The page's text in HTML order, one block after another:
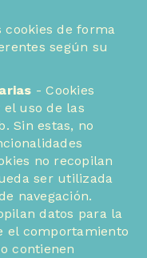
cookies de forma
según su
- Cookies
el uso de las
Sin estas, no
no recopilan
ser utilizada
navegación.
datos para la
el comportamiento
contienen